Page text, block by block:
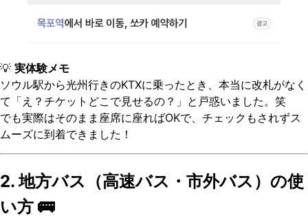
💡 実体験メモ
ソウル駅から光州行きのKTXに乗ったとき、本当に改札がなく
て「え？チケットどこで見せるの？」と戸惑いました。笑
でも実際はそのまま座席に座ればOKで、チェックもされずス
ムーズに到着できました！
2. 地方バス（高速バス・市外バス）の使
い方 🚌